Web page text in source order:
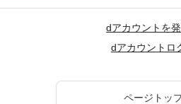
dアカウントを
dアカウントロ
ページトッ